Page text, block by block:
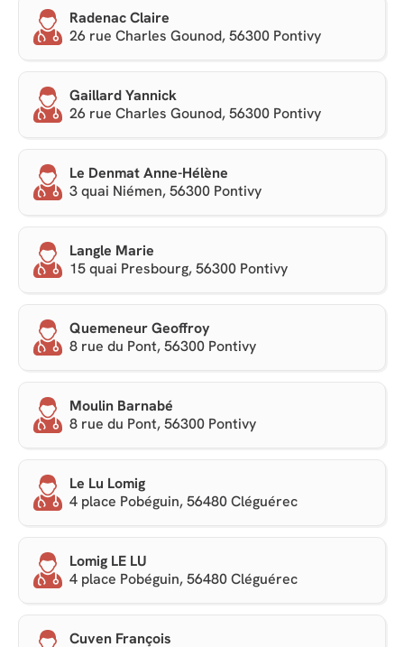
Radenac Claire
26 rue Charles Gounod, 56300 Pontivy
Gaillard Yannick
26 rue Charles Gounod, 56300 Pontivy
Le Denmat Anne-Hélène
3 quai Niémen, 56300 Pontivy
Langle Marie
15 quai Presbourg, 56300 Pontivy
Quemeneur Geoffroy
8 rue du Pont, 56300 Pontivy
Moulin Barnabé
8 rue du Pont, 56300 Pontivy
Le Lu Lomig
4 place Pobéguin, 56480 Cléguérec
Lomig LE LU
4 place Pobéguin, 56480 Cléguérec
Cuven François